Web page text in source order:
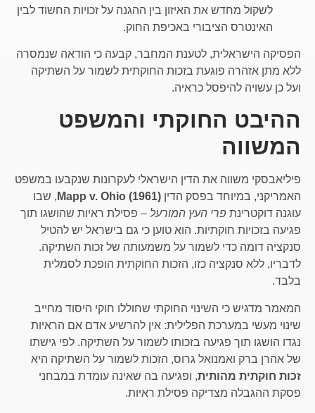
לשקול מחדש את האיזון בין ההגנה על זכויות החשוד לבין
האינטרס הציבורי באכיפת החוק.
הפסיקה הישראלית, לטענת המחבר, קבעה כי הודאה שנמסרה
ללא מתן אזהרה פוגעת בזכות החוקתית לשמור על השתיקה
ועל כן עשויה להיפסל כראיה.
ההיבט החוקתי והמשפט
המשווה
פיליאבסקי משווה את הדין הישראלי לעקרונות שנקבעו במשפט
האמריקני, במיוחד בפסק הדין Mapp v. Ohio (1961) , שבו
עוגנה דוקטרינת פרי העץ המורעל – פסילת ראיות שהושגו תוך
פגיעה בזכויות חוקתיות. הוא טוען כי גם בישראל יש להטיל
סנקציה דומה כדי לשמור על משמעותה של זכות השתיקה.
לדבריו, ללא סנקציה כזו, הזכות החוקתית הופכת לסמלית
בלבד.
המאמר מדגיש כי השינוי החוקתי שחוללו חוקי היסוד מחייב
שינוי מעשי במערכת הפלילית: אין להרשיע אדם אם הראיות
נגדו הושגו תוך פגיעה בזכותו לשמור על השתיקה. לפי גישתו
של אהרן ברק ואמנואל גרוס, הזכות לשמור על השתיקה היא
זכות חוקתית מהותית, ופגיעה בה שאינה עומדת במבחני
פסקת ההגבלה מצדיקה פסילת ראיות.